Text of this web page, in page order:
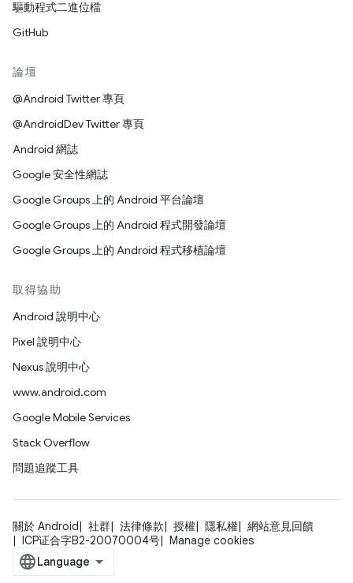
驅動程式二進位檔
GitHub
論壇
@Android Twitter 專頁
@AndroidDev Twitter 專頁
Android 網誌
Google 安全性網誌
Google Groups 上的 Android 平台論壇
Google Groups 上的 Android 程式開發論壇
Google Groups 上的 Android 程式移植論壇
取得協助
Android 說明中心
Pixel 說明中心
Nexus 說明中心
www.android.com
Google Mobile Services
Stack Overflow
問題追蹤工具
關於 Android 社群 法律條款 授權 隱私權
網站意見回饋
ICP证合字B2-20070004号
Manage cookies